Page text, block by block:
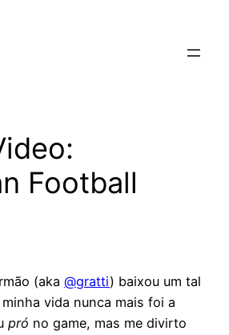
Football
(aka @gratti) baixou um tal
minha vida nunca mais foi a
pró no game, mas me divirto